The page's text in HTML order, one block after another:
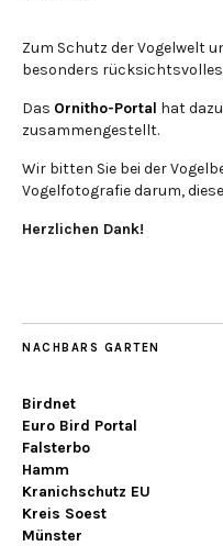
Zum Schutz der Vogelwelt
besonders
Das Ornitho-Portal hat
zusammengestellt.
Wir bitten Sie bei der
Vogelfotografie darum,
Herzlichen Dank!
NACHBARS GARTEN
Birdnet
Euro Bird Portal
Falsterbo
Hamm
Kranichschutz EU
Kreis Soest
Münster